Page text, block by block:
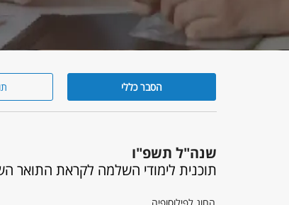
הסבר כללי
שנה"ל תשפ"ו
תוכנית לימודי השלמה לקראת התואר
החוג לפילוסופיה